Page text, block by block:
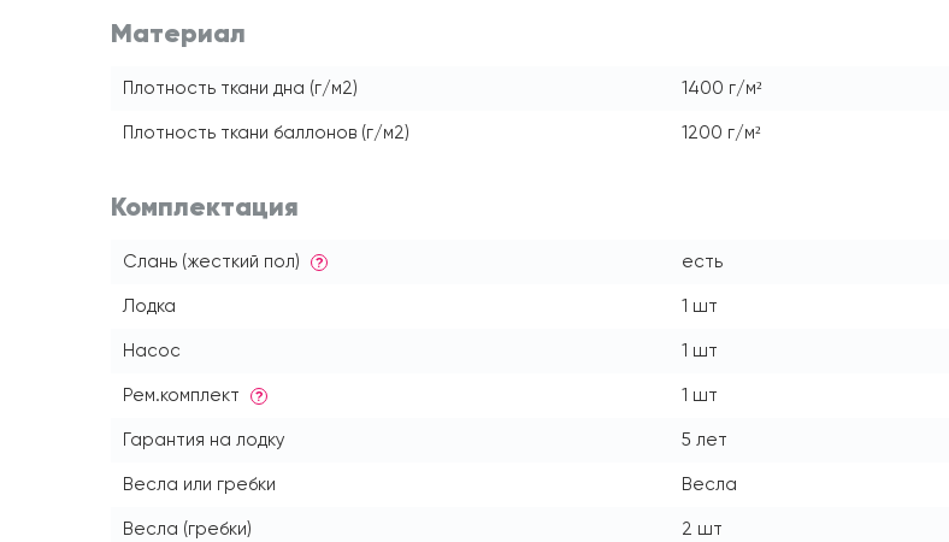
Материал
Плотность ткани дна (г/м2) 1400 г/м²
Плотность ткани баллонов (г/м2) 1200 г/м²
Комплектация
Слань (жесткий пол) ? есть
Лодка 1 шт
Насос 1 шт
Рем.комплект ? 1 шт
Гарантия на лодку 5 лет
Весла или гребки Весла
Весла (гребки) 2 шт